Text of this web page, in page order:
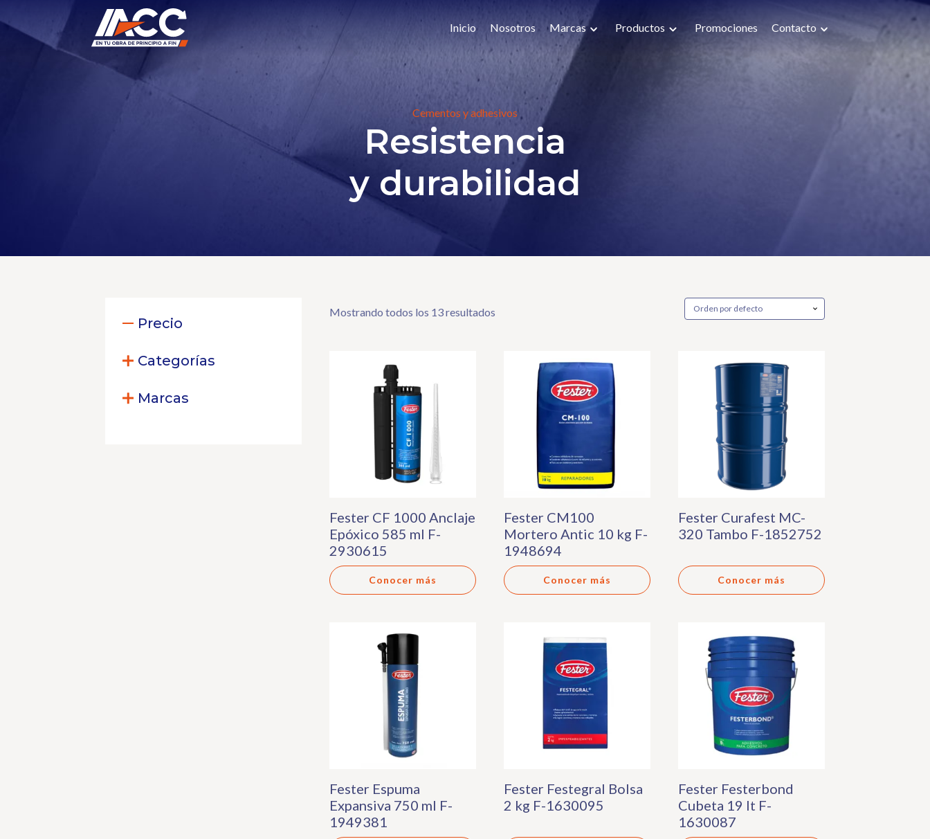
Inicio Nosotros Marcas Productos Promociones Contacto
Cementos y adhesivos
Resistencia
y durabilidad
Precio
Categorías
Marcas
Mostrando todos los 13 resultados
Fester CF 1000 Anclaje
Epóxico 585 ml F-
2930615
Conocer más
Fester CM100
Mortero Antic 10 kg F-
1948694
Conocer más
Fester Curafest MC-
320 Tambo F-1852752
Conocer más
Fester Espuma
Expansiva 750 ml F-
1949381
Fester Festegral Bolsa
2 kg F-1630095
Fester Festerbond
Cubeta 19 lt F-
1630087